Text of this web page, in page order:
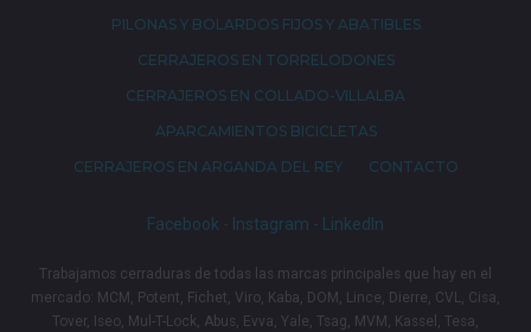
PILONAS Y BOLARDOS FIJOS Y ABATIBLES
CERRAJEROS EN TORRELODONES
CERRAJEROS EN COLLADO-VILLALBA
APARCAMIENTOS BICICLETAS
CERRAJEROS EN ARGANDA DEL REY
CONTACTO
Facebook Instagram LinkedIn
Trabajamos cerraduras de todas las marcas principales que hay en el
mercado: MCM, Potent, Fichet, Viro, Kaba, DOM, Lince, Dierre, CVL, Cisa,
Tover, Iseo, Mul-T-Lock, Abus, Evva, Yale, Tsag, MVM, Kassel, Tesa,